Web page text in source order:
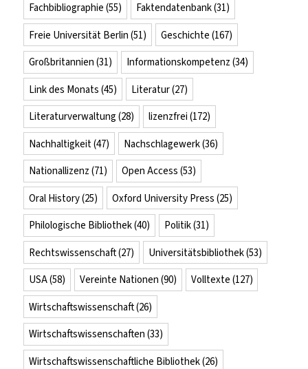
Fachbibliographie (55) Faktendatenbank(31)
Freie Universität Berlin (51) Geschichte (167)
Großbritannien (31) Informationskompetenz (34)
Link des Monats (45) Literatur(27)
Literaturverwaltung (28) lizenzfrei (172)
Nachhaltigkeit(47) Nachschlagewerk(36)
Nationallizenz (71) Open Access (53)
Oral History(25) Oxford University Press (25)
Philologische Bibliothek(40) Politik(31)
Rechtswissenschaft(27) Universitätsbibliothek(53)
USA(58) Vereinte Nationen (90) Volltexte (127)
Wirtschaftswissenschaft(26)
Wirtschaftswissenschaften (33)
Wirtschaftswissenschaftliche Bibliothek(26)